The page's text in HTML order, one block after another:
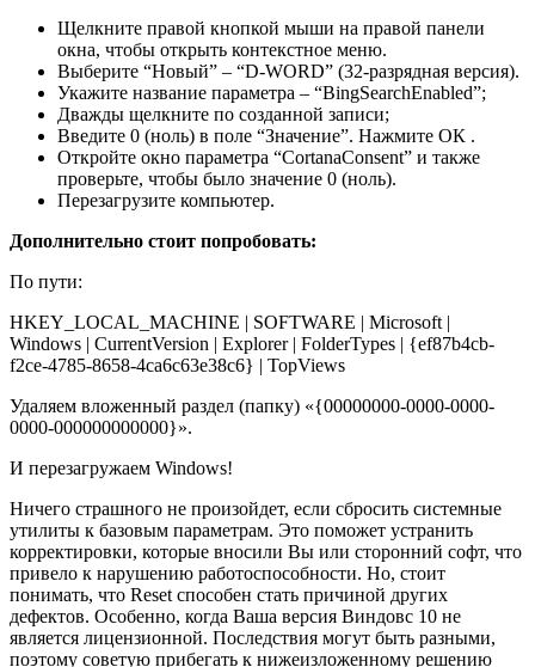
Щелкните правой кнопкой мыши на правой панели
окна, чтобы открыть контекстное меню.
Выберите “Новый” – “D-WORD” (32-разрядная версия).
Укажите название параметра – “BingSearchEnabled”;
Дважды щелкните по созданной записи;
Введите 0 (ноль) в поле “Значение”. Нажмите ОК .
Откройте окно параметра “CortanaConsent” и также
проверьте, чтобы было значение 0 (ноль).
Перезагрузите компьютер.
Дополнительно стоит попробовать:
По пути:
HKEY_LOCAL_MACHINE | SOFTWARE | Microsoft |
Windows | CurrentVersion | Explorer | FolderTypes | {ef87b4cb-
f2ce-4785-8658-4ca6c63e38c6} | TopViews
Удаляем вложенный раздел (папку) «{00000000-0000-0000-
0000-000000000000}».
И перезагружаем Windows!
Ничего страшного не произойдет, если сбросить системные
утилиты к базовым параметрам. Это поможет устранить
корректировки, которые вносили Вы или сторонний софт, что
привело к нарушению работоспособности. Но, стоит
понимать, что Reset способен стать причиной других
дефектов. Особенно, когда Ваша версия Виндовс 10 не
является лицензионной. Последствия могут быть разными,
поэтому советую прибегать к нижеизложенному решению